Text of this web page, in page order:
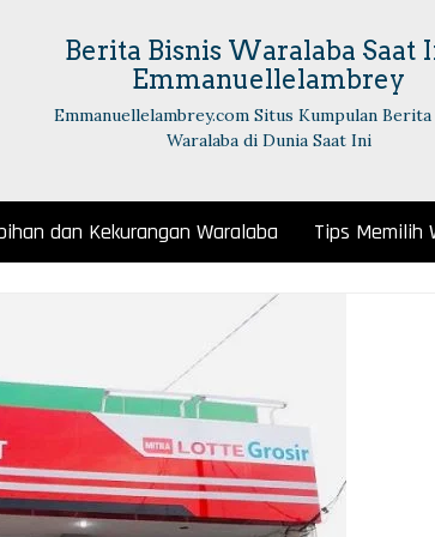
Berita Bisnis Waralaba Saat
Emmanuellelambrey
Emmanuellelambrey.com Situs Kumpulan Berita
Waralaba di Dunia Saat Ini
dan Kekurangan Waralaba Tips Memilih